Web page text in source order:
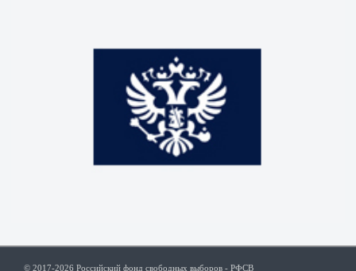
© 2017-2026 Российский фонд свободных выборов - РФСВ